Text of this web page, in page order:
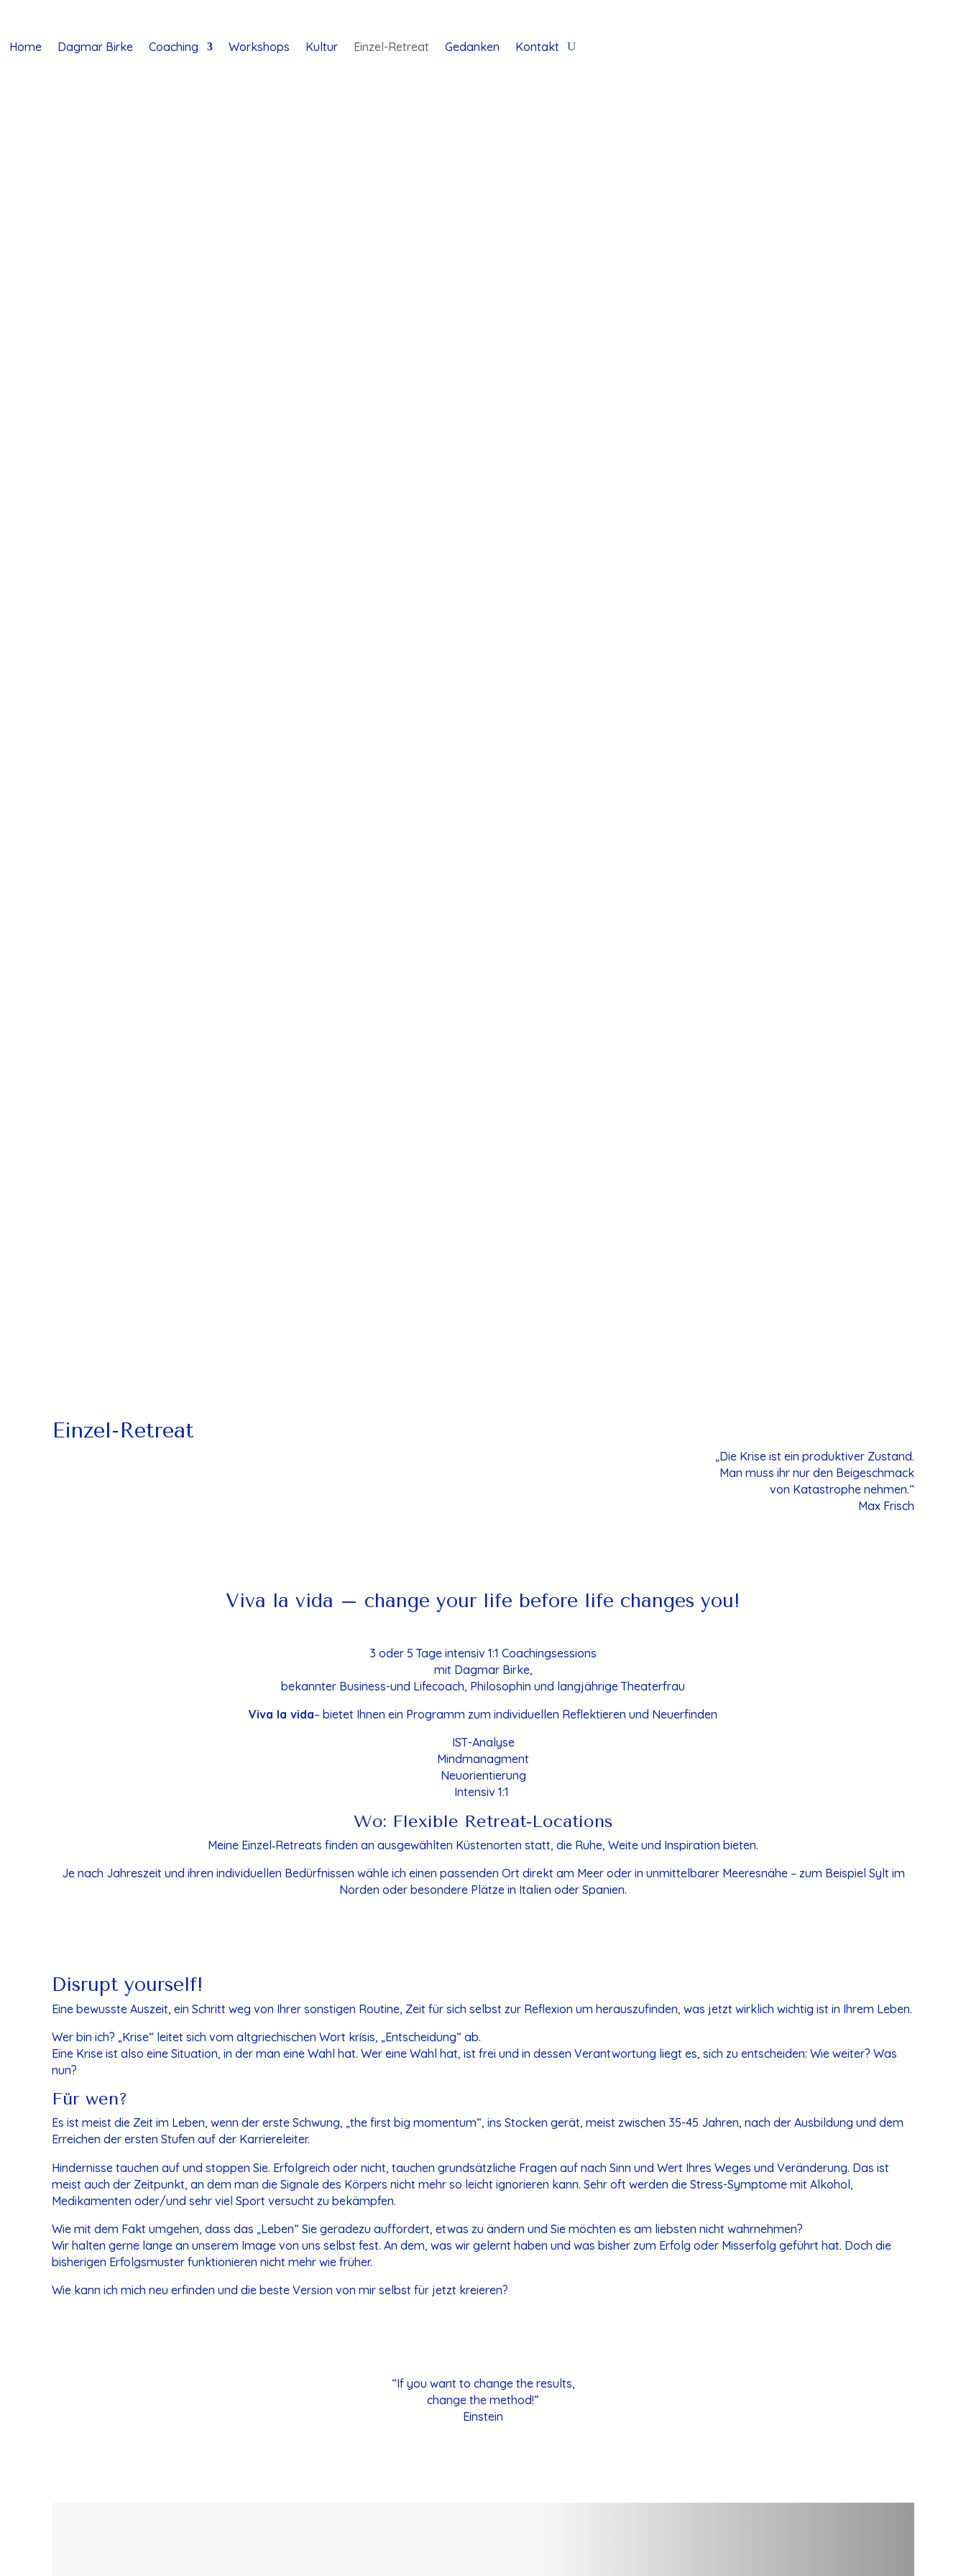
Home Dagmar Birke Coaching Workshops Kultur Einzel-Retreat Gedanken Kontakt
Einzel-Retreat
„Die Krise ist ein produktiver Zustand.
Man muss ihr nur den Beigeschmack
von Katastrophe nehmen.“
Max Frisch
Viva la vida – change your life before life changes you!
3 oder 5 Tage intensiv 1:1 Coachingsessions
mit Dagmar Birke,
bekannter Business-und Lifecoach, Philosophin und langjährige Theaterfrau
Viva la vida– bietet Ihnen ein Programm zum individuellen Reflektieren und Neuerfinden
IST-Analyse
Mindmanagment
Neuorientierung
Intensiv 1:1
Wo: Flexible Retreat-Locations
Meine Einzel‑Retreats finden an ausgewählten Küstenorten statt, die Ruhe, Weite und Inspiration bieten.
Je nach Jahreszeit und ihren individuellen Bedürfnissen wähle ich einen passenden Ort direkt am Meer oder in unmittelbarer Meeresnähe – zum Beispiel Sylt im
Norden oder besondere Plätze in Italien oder Spanien.
Disrupt yourself!
Eine bewusste Auszeit, ein Schritt weg von Ihrer sonstigen Routine, Zeit für sich selbst zur Reflexion um herauszufinden, was jetzt wirklich wichtig ist in Ihrem Leben.
Wer bin ich? „Krise“ leitet sich vom altgriechischen Wort krísis, „Entscheidung“ ab.
Eine Krise ist also eine Situation, in der man eine Wahl hat. Wer eine Wahl hat, ist frei und in dessen Verantwortung liegt es, sich zu entscheiden: Wie weiter? Was
nun?
Für wen?
Es ist meist die Zeit im Leben, wenn der erste Schwung, „the first big momentum“, ins Stocken gerät, meist zwischen 35-45 Jahren, nach der Ausbildung und dem
Erreichen der ersten Stufen auf der Karriereleiter.
Hindernisse tauchen auf und stoppen Sie. Erfolgreich oder nicht, tauchen grundsätzliche Fragen auf nach Sinn und Wert Ihres Weges und Veränderung. Das ist
meist auch der Zeitpunkt, an dem man die Signale des Körpers nicht mehr so leicht ignorieren kann. Sehr oft werden die Stress-Symptome mit Alkohol,
Medikamenten oder/und sehr viel Sport versucht zu bekämpfen.
Wie mit dem Fakt umgehen, dass das „Leben“ Sie geradezu auffordert, etwas zu ändern und Sie möchten es am liebsten nicht wahrnehmen?
Wir halten gerne lange an unserem Image von uns selbst fest. An dem, was wir gelernt haben und was bisher zum Erfolg oder Misserfolg geführt hat. Doch die
bisherigen Erfolgsmuster funktionieren nicht mehr wie früher.
Wie kann ich mich neu erfinden und die beste Version von mir selbst für jetzt kreieren?
“If you want to change the results,
change the method!”
Einstein